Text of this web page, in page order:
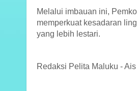
Melalui imbauan ini,
memperkuat kesadaran
yang lebih lestari.
Redaksi Pelita Maluku -